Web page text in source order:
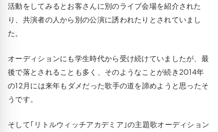
活動をしてみるとお客さんに別のライブ会場を紹介された
り、共演者の人から別の公演に誘われたりとされていまし
た。
オーディションにも学生時代から受け続けていましたが、最
後で落とされることも多く、そのようなことが続き2014年
の12月には来年もダメだった歌手の道を諦めようと思ったそ
うです。
そして｢リトルウィッチアカデミア｣の主題歌オーディション